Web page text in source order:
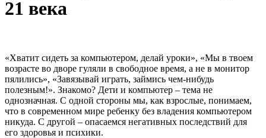
21 века
«Хватит сидеть за компьютером, делай уроки», «Мы в твоем
возрасте во дворе гуляли в свободное время, а не в монитор
пялились», «Завязывай играть, займись чем-нибудь
полезным!». Знакомо? Дети и компьютер – тема не
однозначная. С одной стороны мы, как взрослые, понимаем,
что в современном мире ребенку без владения компьютером
никуда. С другой – опасаемся негативных последствий для
его здоровья и психики.